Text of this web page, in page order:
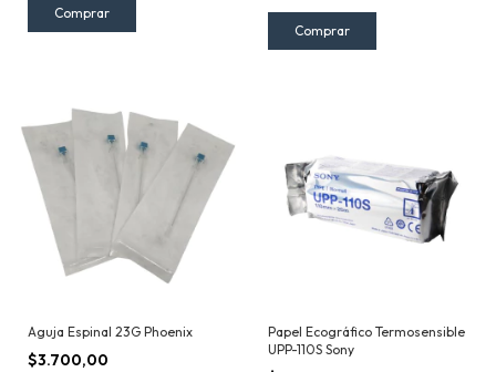
Aguja Espinal 23G Phoenix
$3.700,00
Papel Ecográfico Termosensible
UPP-110S Sony